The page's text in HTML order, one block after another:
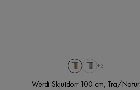
+3
Werdi Skjutdörr 100 cm, Trä/Natur